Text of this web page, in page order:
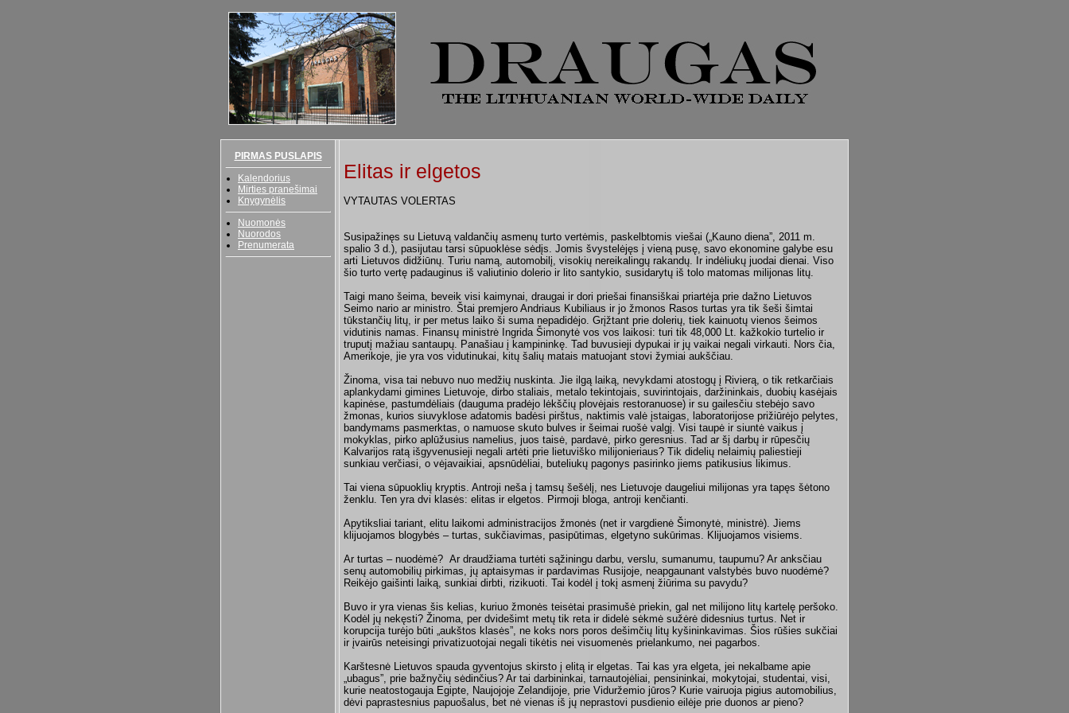
PIRMAS PUSLAPIS
Kalendorius
Mirties pranešimai
Knygynėlis
Nuomonės
Nuorodos
Prenumerata
Elitas ir elgetos
VYTAUTAS VOLERTAS
Susipažinęs su Lietuvą valdančių asmenų turto vertėmis, paskelbtomis viešai („Kauno diena”, 2011 m.
spalio 3 d.), pasijutau tarsi sūpuoklėse sėdįs. Jomis švystelėjęs į vieną pusę, savo ekonomine galybe esu
arti Lietuvos didžiūnų. Turiu namą, automobilį, visokių nereikalingų rakandų. Ir indėliukų juodai dienai. Viso
šio turto vertę padauginus iš valiutinio dolerio ir lito santykio, susidarytų iš tolo matomas milijonas litų.
Taigi mano šeima, beveik visi kaimynai, draugai ir dori priešai finansiškai priartėja prie dažno Lietuvos
Seimo nario ar ministro. Štai premjero Andriaus Kubiliaus ir jo žmonos Rasos turtas yra tik šeši šimtai
tūkstančių litų, ir per metus laiko ši suma nepadidėjo. Grįžtant prie dolerių, tiek kainuotų vienos šeimos
vidutinis namas. Finansų ministrė Ingrida Šimonytė vos vos laikosi: turi tik 48,000 Lt. kažkokio turtelio ir
truputį mažiau santaupų. Panašiau į kampininkę. Tad buvusieji dypukai ir jų vaikai negali virkauti. Nors čia,
Amerikoje, jie yra vos vidutinukai, kitų šalių matais matuojant stovi žymiai aukščiau.
Žinoma, visa tai nebuvo nuo medžių nuskinta. Jie ilgą laiką, nevykdami atostogų į Rivierą, o tik retkarčiais
aplankydami gimines Lietuvoje, dirbo staliais, metalo tekintojais, suvirintojais, daržininkais, duobių kasėjais
kapinėse, pastumdėliais (dauguma pradėjo lėkščių plovėjais restoranuose) ir su gailesčiu stebėjo savo
žmonas, kurios siuvyklose adatomis badėsi pirštus, naktimis valė įstaigas, laboratorijose prižiūrėjo pelytes,
bandymams pasmerktas, o namuose skuto bulves ir šeimai ruošė valgį. Visi taupė ir siuntė vaikus į
mokyklas, pirko aplūžusius namelius, juos taisė, pardavė, pirko geresnius. Tad ar šį darbų ir rūpesčių
Kalvarijos ratą išgyvenusieji negali artėti prie lietuviško milijonieriaus? Tik didelių nelaimių paliestieji
sunkiau verčiasi, o vėjavaikiai, apsnūdėliai, buteliukų pagonys pasirinko jiems patikusius likimus.
Tai viena sūpuoklių kryptis. Antroji neša į tamsų šešėlį, nes Lietuvoje daugeliui milijonas yra tapęs šėtono
ženklu. Ten yra dvi klasės: elitas ir elgetos. Pirmoji bloga, antroji kenčianti.
Apytiksliai tariant, elitu laikomi administracijos žmonės (net ir vargdienė Šimonytė, ministrė). Jiems
klijuojamos blogybės – turtas, sukčiavimas, pasipūtimas, elgetyno sukūrimas. Klijuojamos visiems.
Ar turtas – nuodėmė? Ar draudžiama turtėti sąžiningu darbu, verslu, sumanumu, taupumu? Ar anksčiau
senų automobilių pirkimas, jų aptaisymas ir pardavimas Rusijoje, neapgaunant valstybės buvo nuodėmė?
Reikėjo gaišinti laiką, sunkiai dirbti, rizikuoti. Tai kodėl į tokį asmenį žiūrima su pavydu?
Buvo ir yra vienas šis kelias, kuriuo žmonės teisėtai prasimušė priekin, gal net milijono litų kartelę peršoko.
Kodėl jų nekęsti? Žinoma, per dvidešimt metų tik reta ir didelė sėkmė sužėrė didesnius turtus. Net ir
korupcija turėjo būti „aukštos klasės”, ne koks nors poros dešimčių litų kyšininkavimas. Šios rūšies sukčiai
ir įvairūs neteisingi privatizuotojai negali tikėtis nei visuomenės prielankumo, nei pagarbos.
Karštesnė Lietuvos spauda gyventojus skirsto į elitą ir elgetas. Tai kas yra elgeta, jei nekalbame apie
„ubagus”, prie bažnyčių sėdinčius? Ar tai darbininkai, tarnautojėliai, pensininkai, mokytojai, studentai, visi,
kurie neatostogauja Egipte, Naujojoje Zelandijoje, prie Viduržemio jūros? Kurie vairuoja pigius automobilius,
dėvi paprastesnius papuošalus, bet nė vienas iš jų neprastovi pusdienio eilėje prie duonos ar pieno?